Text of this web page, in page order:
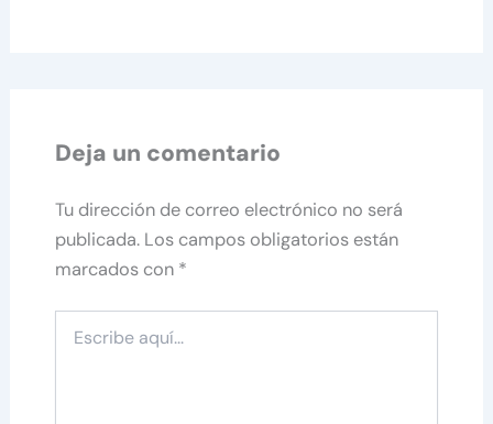
Deja un comentario
Tu dirección de correo electrónico no será
publicada. Los campos obligatorios están
marcados con *
aquí...